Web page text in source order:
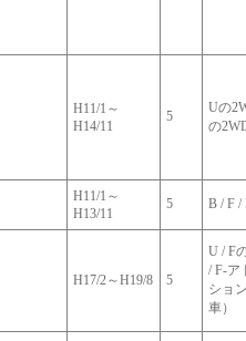
H11/1～
H14/11
5
Uの
の
H11/1～
H13/11
5 B / F /
H17/2～H19/8 5
U / F
/ F-ア
ショ
車）